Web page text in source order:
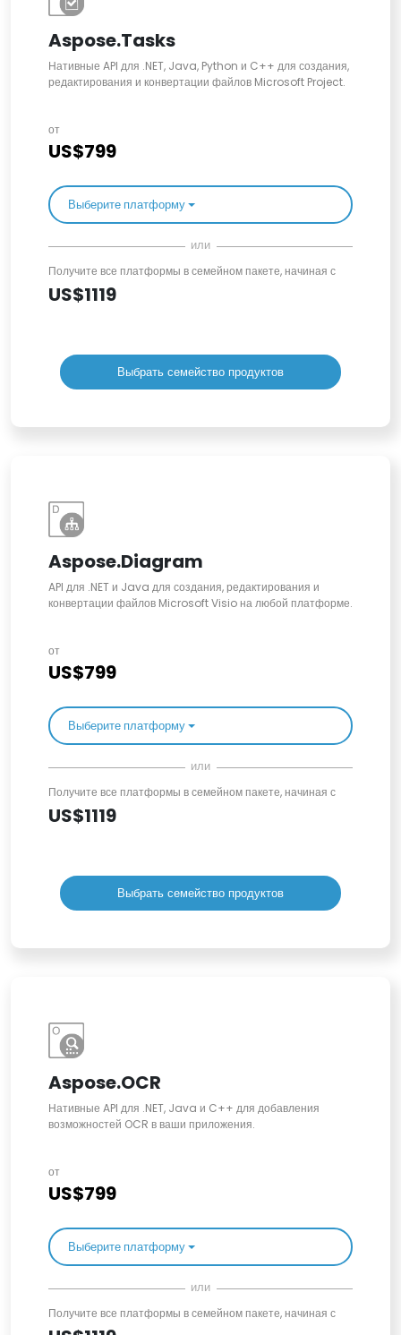
Aspose.Tasks
Нативные API для .NET, Java, Python и C++ для создания,
редактирования и конвертации файлов Microsoft Project.
от
US$799
Выберите платформу
или
Получите все платформы в семейном пакете, начиная с
US$1119
Выбрать семейство продуктов
Aspose.Diagram
API для .NET и Java для создания, редактирования и
конвертации файлов Microsoft Visio на любой платформе.
от
US$799
Выберите платформу
или
Получите все платформы в семейном пакете, начиная с
US$1119
Выбрать семейство продуктов
Aspose.OCR
Нативные API для .NET, Java и C++ для добавления
возможностей OCR в ваши приложения.
от
US$799
Выберите платформу
или
Получите все платформы в семейном пакете, начиная с